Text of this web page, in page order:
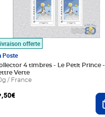
panier
offerte
Poste
4 timbres - Le Petit Prince -
Verte
/ France
,50€